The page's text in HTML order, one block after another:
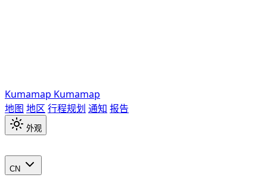
Kumamap Kumamap
地图 地区 行程规划 通知 报告
外观
CN